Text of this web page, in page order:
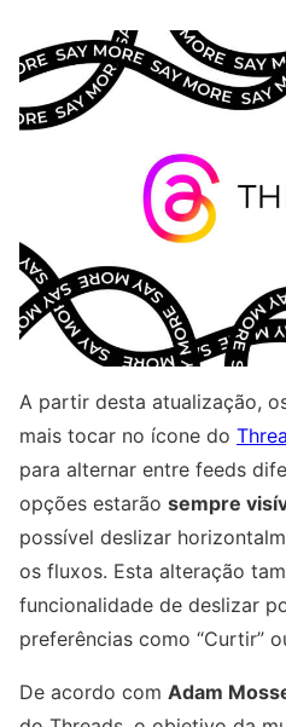
A partir desta atualização,
mais tocar no ícone do
para alternar entre feeds
opções estarão sempre
possível deslizar
os fluxos. Esta alteração
funcionalidade de deslizar
preferências como “Curtir”
De acordo com Adam